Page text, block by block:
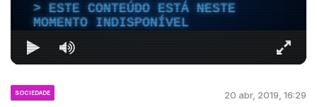
ESTE CONTEÚDO ESTÁ NESTE
MOMENTO INDISPONÍVEL
SOCIEDADE 20 abr, 2019, 16:29